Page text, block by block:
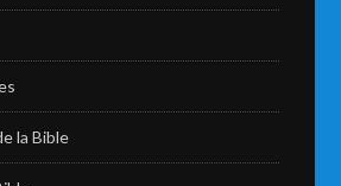
la Bible